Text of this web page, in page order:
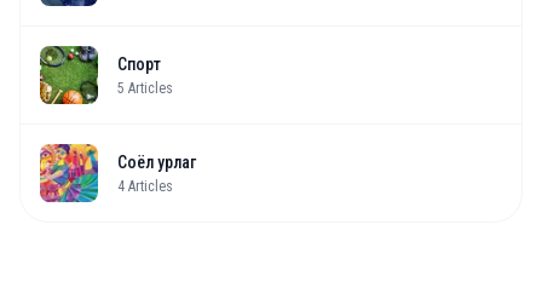
Спорт
5 Articles
Соёл урлаг
4 Articles